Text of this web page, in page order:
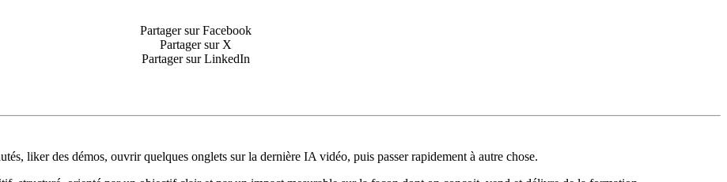
Partager sur Facebook
Partager sur X
Partager sur LinkedIn
liker des démos, ouvrir quelques onglets sur la dernière IA vidéo, puis passer rapidement à autre chose.